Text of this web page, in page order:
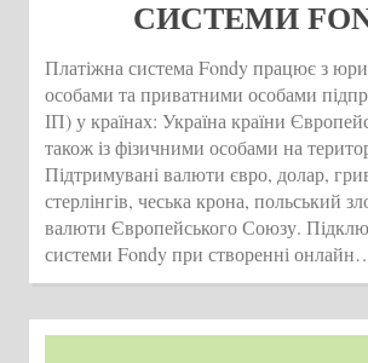
СИСТЕМИ
Платіжна система Fondy працює з
особами та приватними особами
ІП) у країнах: Україна країни
також із фізичними особами на
Підтримувані валюти євро, долар,
стерлінгів, чеська крона, польський
валюти Європейського Союзу.
системи Fondy при створенні